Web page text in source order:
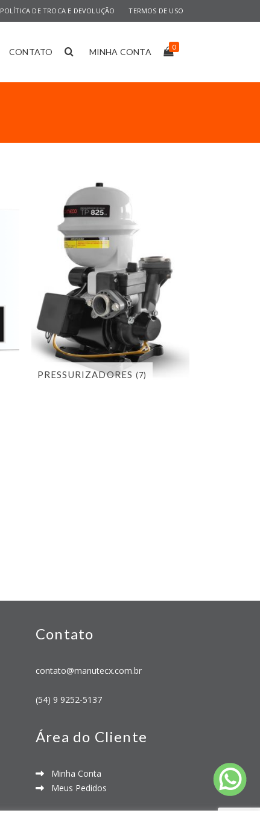
POLÍTICA DE TROCA E DEVOLUÇÃO TERMOS DE USO
CONTATO MINHA CONTA 0
PRESSURIZADORES (7)
Contato
contato@manutecx.com.br
(54) 9 9252-5137
Área do Cliente
Minha Conta
Meus Pedidos